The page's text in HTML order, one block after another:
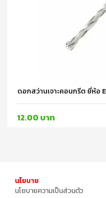
ดอกสว่านเจาะคอนกรีต ยี่ห้อ
12.00 บาท
นโยบาย
นโยบายความเป็นส่วนตัว